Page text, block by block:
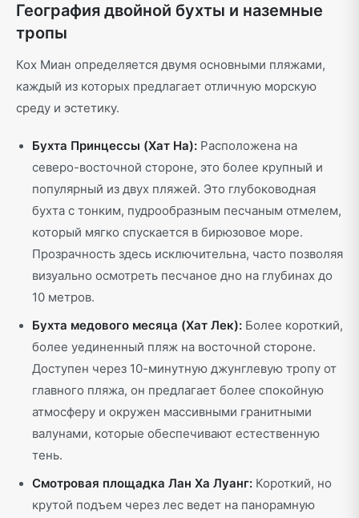
География двойной бухты и наземные
тропы
Кох Миан определяется двумя основными пляжами,
каждый из которых предлагает отличную морскую
среду и эстетику.
Бухта Принцессы (Хат На): Расположена на
северо-восточной стороне, это более крупный и
популярный из двух пляжей. Это глубоководная
бухта с тонким, пудрообразным песчаным отмелем,
который мягко спускается в бирюзовое море.
Прозрачность здесь исключительна, часто позволяя
визуально осмотреть песчаное дно на глубинах до
10 метров.
Бухта медового месяца (Хат Лек): Более короткий,
более уединенный пляж на восточной стороне.
Доступен через 10-минутную джунглевую тропу от
главного пляжа, он предлагает более спокойную
атмосферу и окружен массивными гранитными
валунами, которые обеспечивают естественную
тень.
Смотровая площадка Лан Ха Луанг: Короткий, но
крутой подъем через лес ведет на панорамную